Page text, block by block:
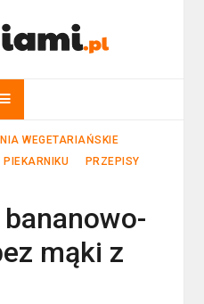
WEGETARIAŃSKIE
PIEKARNIKU
PRZEPISY
mąki z